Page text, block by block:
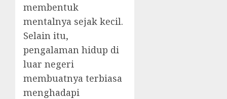
membentuk
mentalnya sejak kecil.
Selain itu,
pengalaman hidup di
luar negeri
membuatnya terbiasa
menghadapi